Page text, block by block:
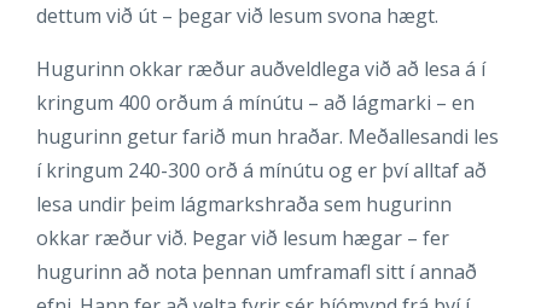
dettum við út – þegar við lesum svona hægt.
Hugurinn okkar ræður auðveldlega við að lesa á í
kringum 400 orðum á mínútu – að lágmarki – en
hugurinn getur farið mun hraðar. Meðallesandi les
í kringum 240-300 orð á mínútu og er því alltaf að
lesa undir þeim lágmarkshraða sem hugurinn
okkar ræður við. Þegar við lesum hægar – fer
hugurinn að nota þennan umframafl sitt í annað